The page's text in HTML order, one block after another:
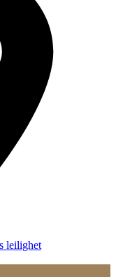
leilighet